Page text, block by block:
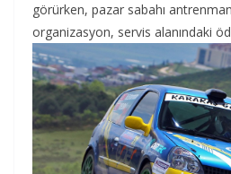
görürken, pazar sabahı antrenman
organizasyon, servis alanındaki